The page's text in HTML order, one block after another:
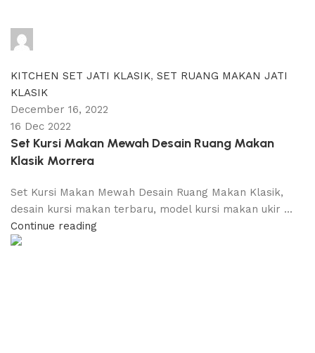
KITCHEN SET JATI KLASIK, SET RUANG MAKAN JATI
KLASIK
December 16, 2022
16 Dec 2022
Set Kursi Makan Mewah Desain Ruang Makan
Klasik Morrera
Set Kursi Makan Mewah Desain Ruang Makan Klasik,
desain kursi makan terbaru, model kursi makan ukir ...
Continue reading